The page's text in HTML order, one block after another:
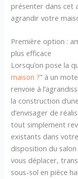
présenter dans cet
agrandir votre
Première option :
plus efficace
Lorsqu’on pose la
maison ?” à un
renvoie à
la construction
d’envisager de
tout simplement
existants dans
disposition du
vous déplacer,
sous-sol en pièce